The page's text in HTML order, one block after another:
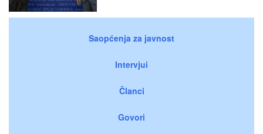
Saopćenja za javnost
Intervjui
Članci
Govori